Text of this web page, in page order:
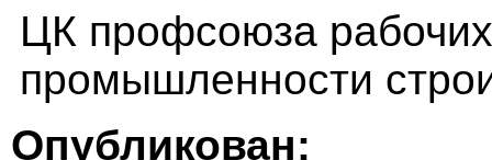
ЦК профсоюза
промышленности
Опубликован: